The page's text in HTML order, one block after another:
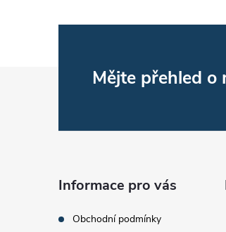
Mějte přehled o
Informace pro vás
Obchodní podmínky